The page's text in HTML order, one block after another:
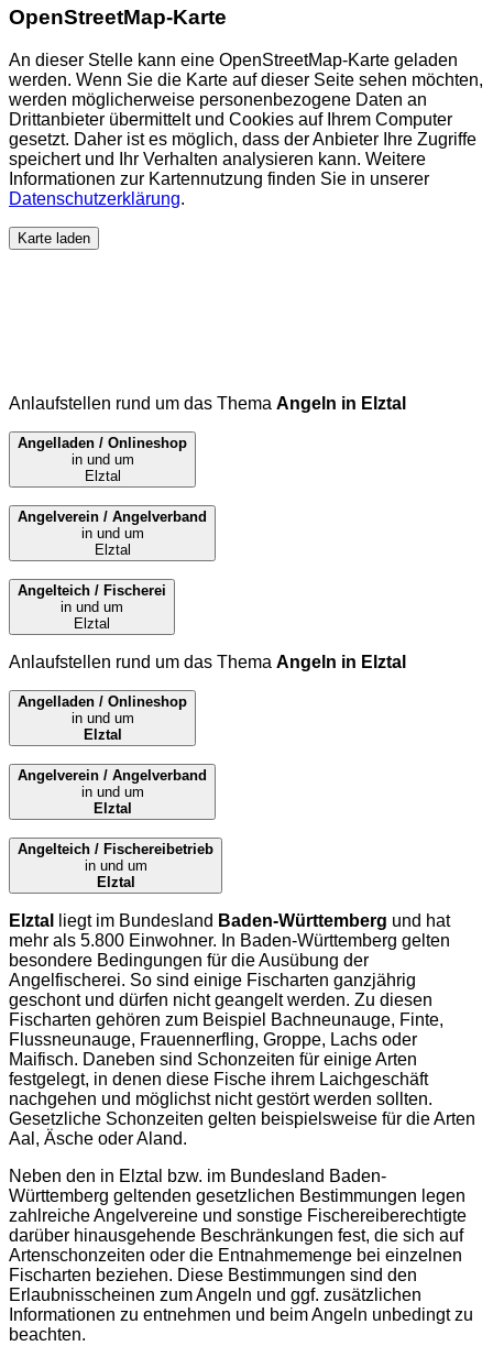
OpenStreetMap-Karte
An dieser Stelle kann eine OpenStreetMap-Karte geladen
werden. Wenn Sie die Karte auf dieser Seite sehen möchten,
werden möglicherweise personenbezogene Daten an
Drittanbieter übermittelt und Cookies auf Ihrem Computer
gesetzt. Daher ist es möglich, dass der Anbieter Ihre Zugriffe
speichert und Ihr Verhalten analysieren kann. Weitere
Informationen zur Kartennutzung finden Sie in unserer
Datenschutzerklärung.
Karte laden
Anlaufstellen rund um das Thema Angeln in Elztal
Angelladen / Onlineshop
in und um
Elztal
Angelverein / Angelverband
in und um
Elztal
Angelteich / Fischerei
in und um
Elztal
Anlaufstellen rund um das Thema Angeln in Elztal
Angelladen / Onlineshop
in und um
Elztal
Angelverein / Angelverband
in und um
Elztal
Angelteich / Fischereibetrieb
in und um
Elztal
Elztal liegt im Bundesland Baden-Württemberg und hat
mehr als 5.800 Einwohner. In Baden-Württemberg gelten
besondere Bedingungen für die Ausübung der
Angelfischerei. So sind einige Fischarten ganzjährig
geschont und dürfen nicht geangelt werden. Zu diesen
Fischarten gehören zum Beispiel Bachneunauge, Finte,
Flussneunauge, Frauennerfling, Groppe, Lachs oder
Maifisch. Daneben sind Schonzeiten für einige Arten
festgelegt, in denen diese Fische ihrem Laichgeschäft
nachgehen und möglichst nicht gestört werden sollten.
Gesetzliche Schonzeiten gelten beispielsweise für die Arten
Aal, Äsche oder Aland.
Neben den in Elztal bzw. im Bundesland Baden-
Württemberg geltenden gesetzlichen Bestimmungen legen
zahlreiche Angelvereine und sonstige Fischereiberechtigte
darüber hinausgehende Beschränkungen fest, die sich auf
Artenschonzeiten oder die Entnahmemenge bei einzelnen
Fischarten beziehen. Diese Bestimmungen sind den
Erlaubnisscheinen zum Angeln und ggf. zusätzlichen
Informationen zu entnehmen und beim Angeln unbedingt zu
beachten.